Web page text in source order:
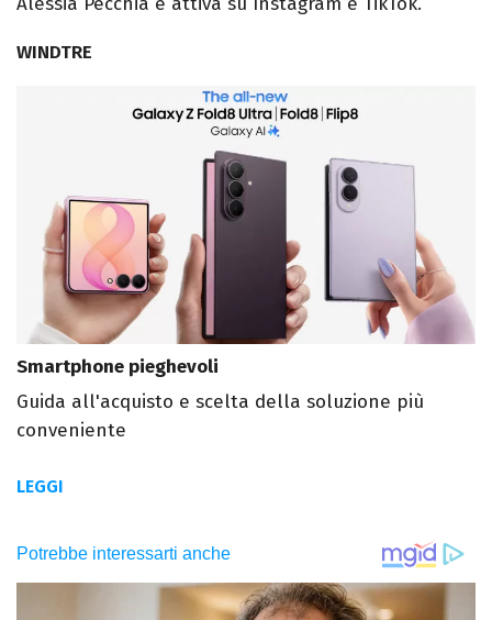
WINDTRE
Smartphone pieghevoli
Guida all'acquisto e scelta della soluzione più
conveniente
LEGGI